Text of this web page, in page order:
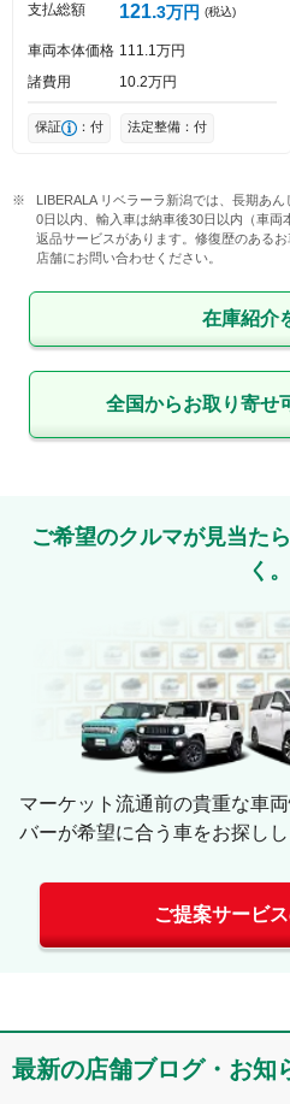
支払総額 121 3万円 (税込)
車両本体価格 111 1万円
諸費用
10 2万円
保証 ：付 法定整備：付
LIBERALA リベラーラ新潟では、長期あ
0日以内、輸入車は納車後30日以内（車両
返品サービスがあります。修復歴のある
店舗にお問い合わせください。
在庫紹介
全国からお取り寄せ
ご希望のクルマが見当た
く。
マーケット流通前の貴重な車
バーが希望に合う車をお探しし
ご提案サービ
最新の店舗ブログ・お知